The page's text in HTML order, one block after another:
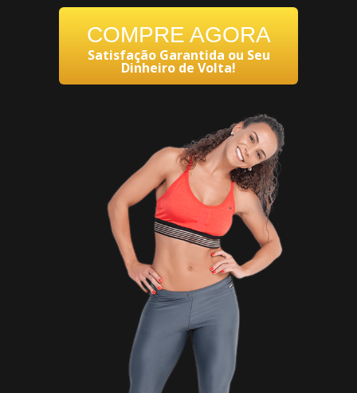
COMPRE AGORA
Satisfação Garantida ou Seu
Dinheiro de Volta!